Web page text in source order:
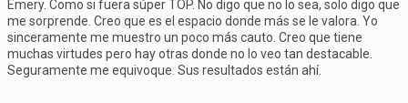
Emery. Como si fuera súper TOP. No digo que no lo sea, solo digo que
me sorprende. Creo que es el espacio donde más se le valora. Yo
sinceramente me muestro un poco más cauto. Creo que tiene
muchas virtudes pero hay otras donde no lo veo tan destacable.
Seguramente me equivoque. Sus resultados están ahí.